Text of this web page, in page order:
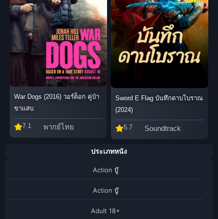
War Dogs (2016) วอร์ด็อก คู่ป๋า
ขาแสบ
7.1 พากย์ไทย
Sword E Flag บันทึกดาบโบราณ
(2024)
5.7 Soundtrack
ประเภทหนัง
Action บู๊
Action บู๊
Adult 18+